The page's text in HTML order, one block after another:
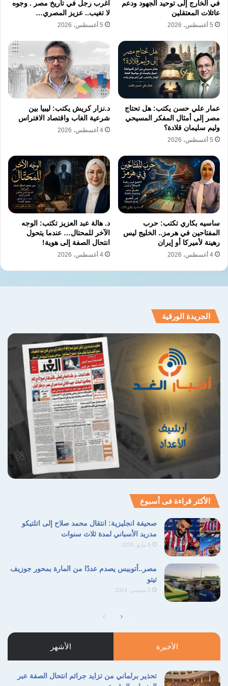
كبار المسؤولين، وكان وما زال يظنه قادة السلطة
بأنه الخطر على عروشهم، رغم أن نور مرارا
وتكرارا أكد أنه يعمل من أجل الوطن وليس لقيادة
وطن.
أدعو لأخي العزيز الغالي بالصحة والبركة والتوفيق،
فالوطن في حاجة إلى جهد وفكر ورؤى كل أبنائه
المخلصين الوطنيين. لا تخشوا الرجل؛ فالشيء
الكبير الذي لم ينقطع طيلة العقد الأخير- هو أداء
واجبه الوطني تجاه مصر، ومصر هي للمصريين.
المهندس محمد عوض يكشف أسرار صمود أيمن نور في
وجه عمالقة السياسة
في الخارج إلى توحيد الجهود ودعم
عائلات المعتقلين
5 أغسطس، 2026
أغرب رجل في تاريخ مصر . وجوه
لا تغيب.. عزيز المصري…
5 أغسطس، 2026
عمار علي حسن يكتب: هل تحتاج
مصر إلى أمثال المفكر المسيحي
وليم سليمان قلادة؟
5 أغسطس، 2026
د.نزار كريش يكتب: ليبيا بين
شرعية الغاب واقتصاد الافتراس
4 أغسطس، 2026
ساسيه بكاري تكتب: حرب
المفتاحين في هرمز.. الخليج ليس
رهينة لأميركا أو إيران
4 أغسطس، 2026
د. هالة عبد العزيز تكتب: الوجه
الآخر للمحتال… عندما يتحول
انتحال الصفة إلى هوية!
4 أغسطس، 2026
الجريدة الورقية
الأكثر قراءة فى أسبوع
صحيفة انجليزية: انتقال محمد صلاح إلى اتلتيكو
مدريد الأسباني لمدة ثلاث سنوات
6 مايو، 2026
مصر..أتوبيس يصدم عددًا من المارة بمحور جوزيف
تيتو
2 سبتمبر، 2024
الصفحة
السابقة
الصفحة
التالية
الأخيرة الأشهر
تحذير برلماني من تزايد جرائم انتحال الصفة عبر